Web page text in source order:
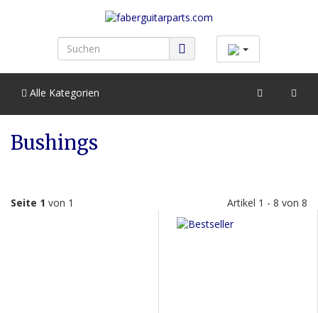
Alle Kategorien
Bushings
Seite 1 von 1 Artikel 1 - 8 von 8